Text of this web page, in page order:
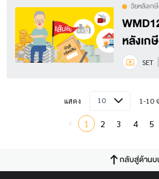
วัยหลังเก
หลังเก
SET
แสดง 10 1-10
1 2 3 4 5
กลับสู่ด้านบ